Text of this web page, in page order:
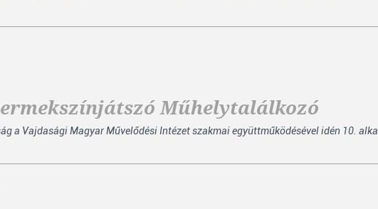
Műhelytalálkozó
a Vajdasági Magyar Művelődési Intézet szakmai együttműködésével idén 10.